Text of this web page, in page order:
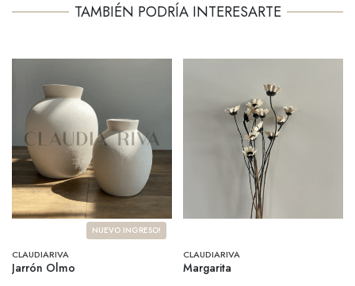
TAMBIÉN PODRÍA INTERESARTE
NUEVO INGRESO!
CLAUDIARIVA
Jarrón Olmo
CLAUDIARIVA
Margarita